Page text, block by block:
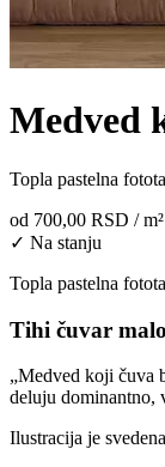
Medved
Topla pastelna
od 700,00 RSD / m²
✓ Na stanju
Topla pastelna
Tihi čuvar
„Medved koji čuva
deluju dominantno,
Ilustracija je